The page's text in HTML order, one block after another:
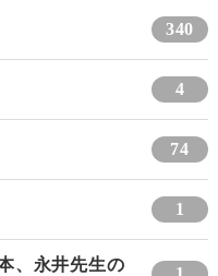
340
4
74
1
、永井先生の